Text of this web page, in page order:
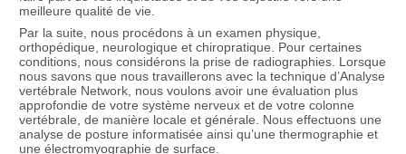
meilleure qualité de vie.
Par la suite, nous procédons à un examen physique,
orthopédique, neurologique et chiropratique. Pour certaines
conditions, nous considérons la prise de radiographies. Lorsque
nous savons que nous travaillerons avec la technique d’Analyse
vertébrale Network, nous voulons avoir une évaluation plus
approfondie de votre système nerveux et de votre colonne
vertébrale, de manière locale et générale. Nous effectuons une
analyse de posture informatisée ainsi qu’une thermographie et
une électromyographie de surface.